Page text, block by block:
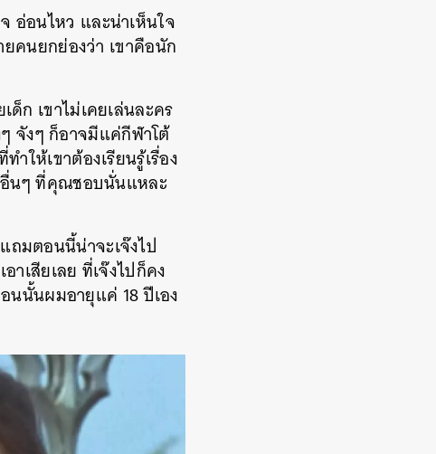
อ่อนไหว และน่าเห็นใจ
คนยกย่องว่า เขาคือนัก
ก เขาไม่เคยเล่นละคร
จังๆ ก็อาจมีแค่กีฬาโต้
ให้เขาต้องเรียนรู้เรื่อง
อื่นๆ ที่คุณชอบนั่นแหละ
มตอนนี้น่าจะเจ๊งไป
าเสียเลย ที่เจ๊งไปก็คง
นนั้นผมอายุแค่ 18 ปีเอง